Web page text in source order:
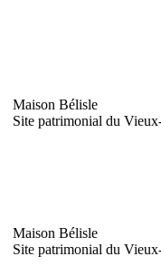
Maison Bélisle
Site patrimonial du
Maison Bélisle
Site patrimonial du